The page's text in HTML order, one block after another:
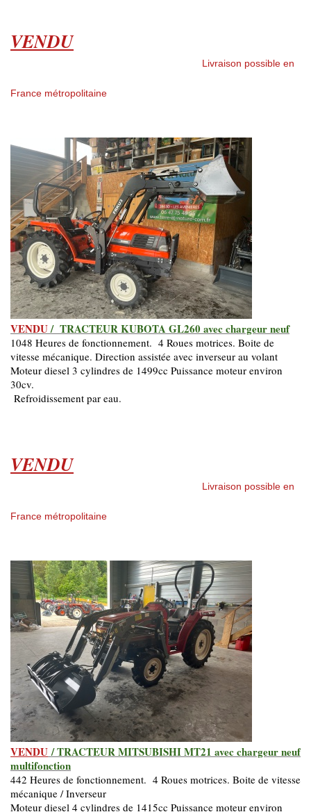
VENDU
Livraison possible en
France métropolitaine
VENDU/ TRACTEUR KUBOTA GL260 avec chargeur neuf
1048 Heures de fonctionnement. 4 Roues motrices. Boite de
vitesse mécanique. Direction assistée avec inverseur au volant
Moteur diesel 3 cylindres de 1499cc Puissance moteur environ
30cv.
Refroidissement par eau.
VENDU
Livraison possible en
France métropolitaine
VENDU / TRACTEUR MITSUBISHI MT21 avec chargeur neuf
multifonction
442 Heures de fonctionnement. 4 Roues motrices. Boite de vitesse
mécanique / Inverseur
Moteur diesel 4 cylindres de 1415cc Puissance moteur environ